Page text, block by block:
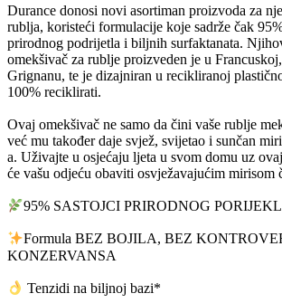
Durance donosi novi asortiman proizvoda za
rublja, koristeći formulacije koje sadrže čak
prirodnog podrijetla i biljnih surfaktanata.
omekšivač za rublje proizveden je u
Grignanu, te je dizajniran u recikliranoj
100% reciklirati.
Ovaj omekšivač ne samo da čini vaše rublje
već mu također daje svjež, svijetao i sunčan
a. Uživajte u osjećaju ljeta u svom domu uz
će vašu odjeću obaviti osvježavajućim mirisom
95% SASTOJCI PRIRODNOG
Formula BEZ BOJILA, BEZ
KONZERVANSA
Tenzidi na biljnoj bazi*